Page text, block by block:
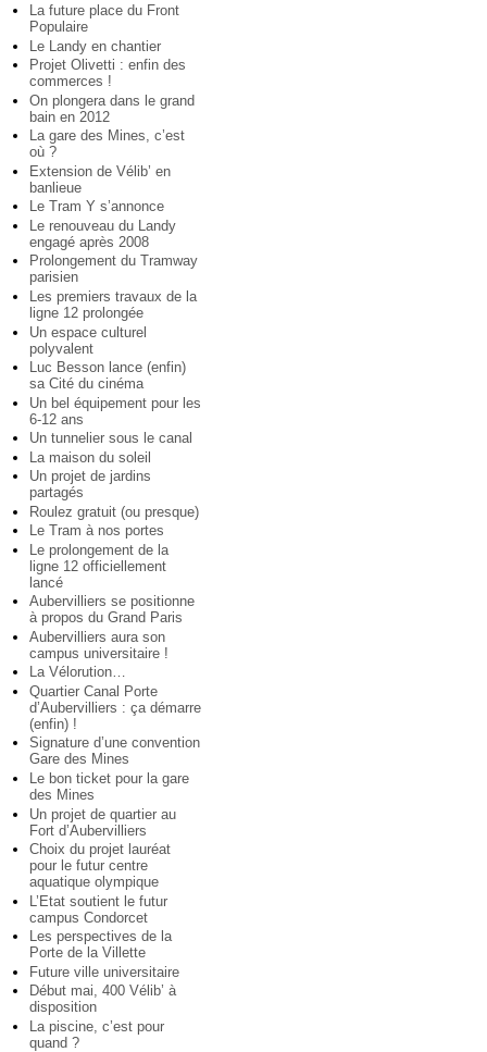
La future place du Front
Populaire
Le Landy en chantier
Projet Olivetti : enfin des
commerces !
On plongera dans le grand
bain en 2012
La gare des Mines, c’est
où ?
Extension de Vélib’ en
banlieue
Le Tram Y s’annonce
Le renouveau du Landy
engagé après 2008
Prolongement du Tramway
parisien
Les premiers travaux de la
ligne 12 prolongée
Un espace culturel
polyvalent
Luc Besson lance (enfin)
sa Cité du cinéma
Un bel équipement pour les
6-12 ans
Un tunnelier sous le canal
La maison du soleil
Un projet de jardins
partagés
Roulez gratuit (ou presque)
Le Tram à nos portes
Le prolongement de la
ligne 12 officiellement
lancé
Aubervilliers se positionne
à propos du Grand Paris
Aubervilliers aura son
campus universitaire !
La Vélorution…
Quartier Canal Porte
d’Aubervilliers : ça démarre
(enfin) !
Signature d’une convention
Gare des Mines
Le bon ticket pour la gare
des Mines
Un projet de quartier au
Fort d’Aubervilliers
Choix du projet lauréat
pour le futur centre
aquatique olympique
L’Etat soutient le futur
campus Condorcet
Les perspectives de la
Porte de la Villette
Future ville universitaire
Début mai, 400 Vélib’ à
disposition
La piscine, c’est pour
quand ?